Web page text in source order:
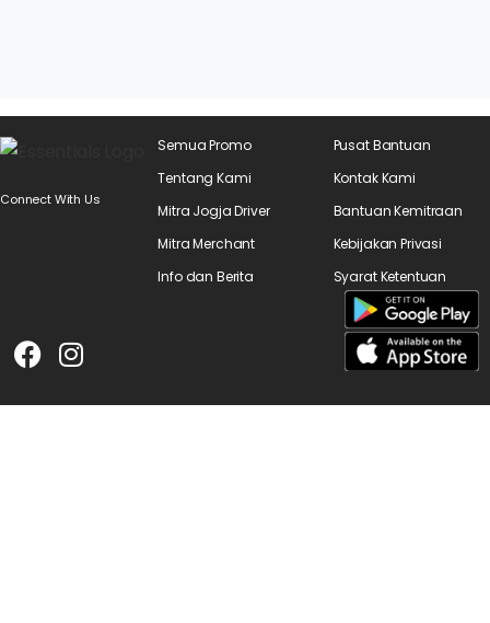
Connect With Us
Semua Promo
Tentang Kami
Mitra Jogja Driver
Mitra Merchant
Info dan Berita
Pusat Bantuan
Kontak Kami
Bantuan Kemitraan
Kebijakan Privasi
Syarat Ketentuan